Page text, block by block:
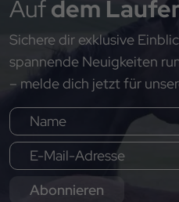
Aufdem
Sichere dir exklusive
spannende Neuigkeiten
– melde dich jetzt für
Abonnieren